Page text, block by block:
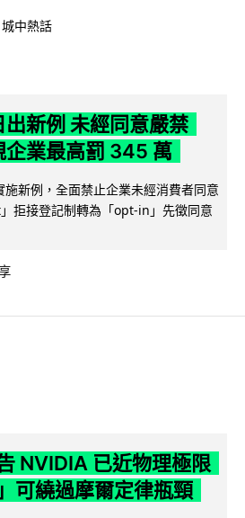
城中熱話
出新例 未經同意嚴禁
業最高罰 345 萬
新例，全面禁止企業未經消費者同意
拒接登記制轉為「opt-in」先徵同意
NVIDIA 已近物理極限
可繞過摩爾定律瓶頸